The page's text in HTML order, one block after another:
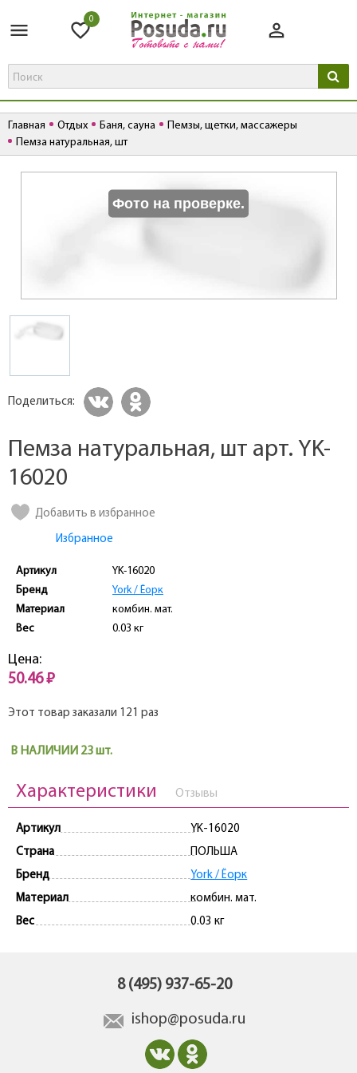
0
Главная Отдых Баня, сауна
Пемзы, щетки, массажеры
Пемза натуральная, шт
Фото на проверке.
Поделиться:
Пемза натуральная, шт арт. YK-
16020
Добавить в избранное
Избранное
Артикул
YK-16020
Бренд
York / Ёорк
Материал
комбин. мат.
Вес
0.03 кг
Цена:
50.46 ₽
Этот товар заказали 121 раз
В НАЛИЧИИ 23 шт.
Характеристики Отзывы
Артикул
YK-16020
Страна
ПОЛЬША
Бренд
York / Ёорк
Материал
комбин. мат.
Вес
0.03 кг
8 (495) 937-65-20
ishop@posuda.ru